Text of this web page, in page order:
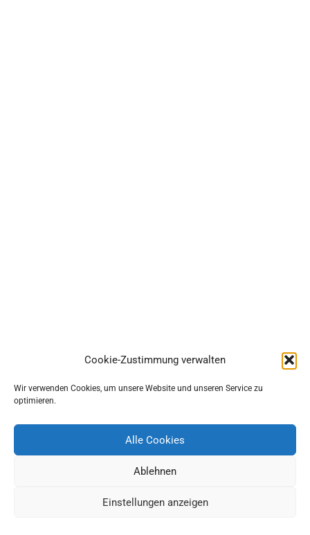
Cookie-Zustimmung verwalten
Wir verwenden Cookies, um unsere Website und unseren Service zu
optimieren.
Alle Cookies
Ablehnen
Einstellungen anzeigen